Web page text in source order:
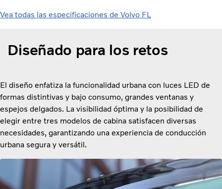
Vea todas las especificaciones de Volvo FL
Diseñado para los retos
El diseño enfatiza la funcionalidad urbana con luces LED de
formas distintivas y bajo consumo, grandes ventanas y
espejos delgados. La visibilidad óptima y la posibilidad de
elegir entre tres modelos de cabina satisfacen diversas
necesidades, garantizando una experiencia de conducción
urbana segura y versátil.